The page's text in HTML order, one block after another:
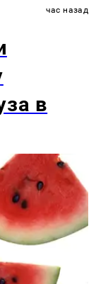
час назад
в